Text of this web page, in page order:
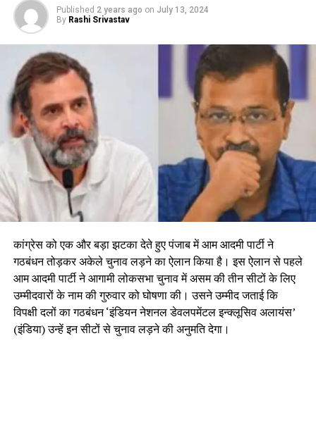
Published 2 years ago on July 13, 2024
By Rashi Srivastav
कांग्रेस को एक और बड़ा झटका देते हुए पंजाब में आम आदमी पार्टी ने
गठबंधन तोड़कर अकेले चुनाव लड़ने का ऐलान किया है। इस ऐलान से पहले
आम आदमी पार्टी ने आगामी लोकसभा चुनाव में असम की तीन सीटों के लिए
उम्मीदवारों के नाम की गुरुवार को घोषणा की। उसने उम्मीद जताई कि
विपक्षी दलों का गठबंधन ‘इंडियन नेशनल डेवलपमेंटल इन्क्लूसिव अलायंस’
(इंडिया) उन्हें इन सीटों से चुनाव लड़ने की अनुमति देगा।